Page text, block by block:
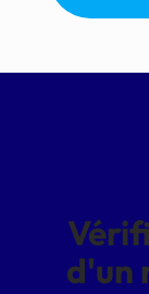
d'un